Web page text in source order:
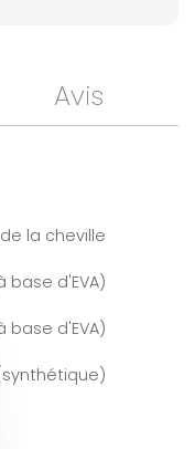
Avis
la cheville
d'EVA)
d'EVA)